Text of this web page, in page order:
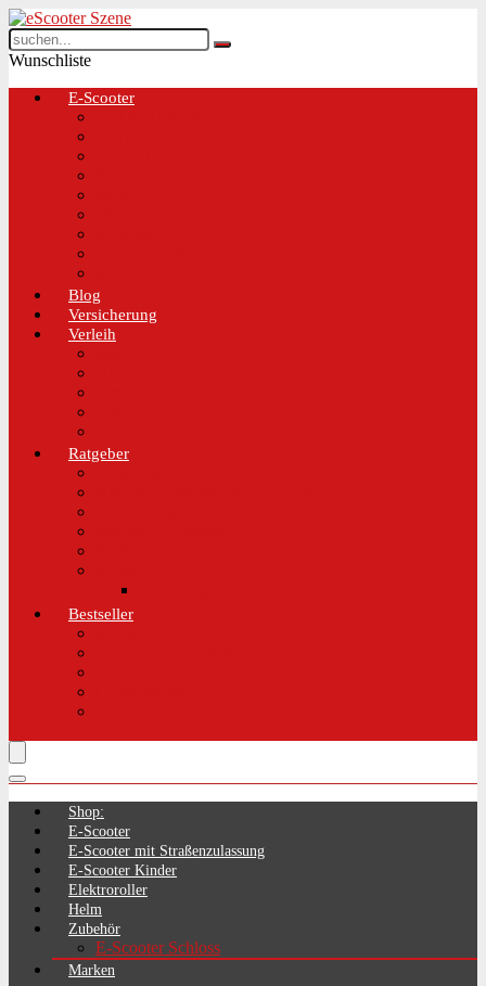
Wunschliste
E-Scooter
Blog
Versicherung
Verleih
Ratgeber
Bestseller
Shop:
E-Scooter
E-Scooter mit Straßenzulassung
E-Scooter Kinder
Elektroroller
Helm
Zubehör
E-Scooter Schloss
Marken